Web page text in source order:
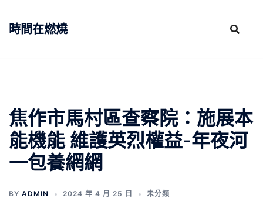
時間在燃燒
焦作市馬村區查察院：施展本
能機能 維護英烈權益-年夜河
一包養網網
BY ADMIN 2024 年 4 月 25 日 未分類